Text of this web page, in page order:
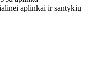
aplinkai ir santykių